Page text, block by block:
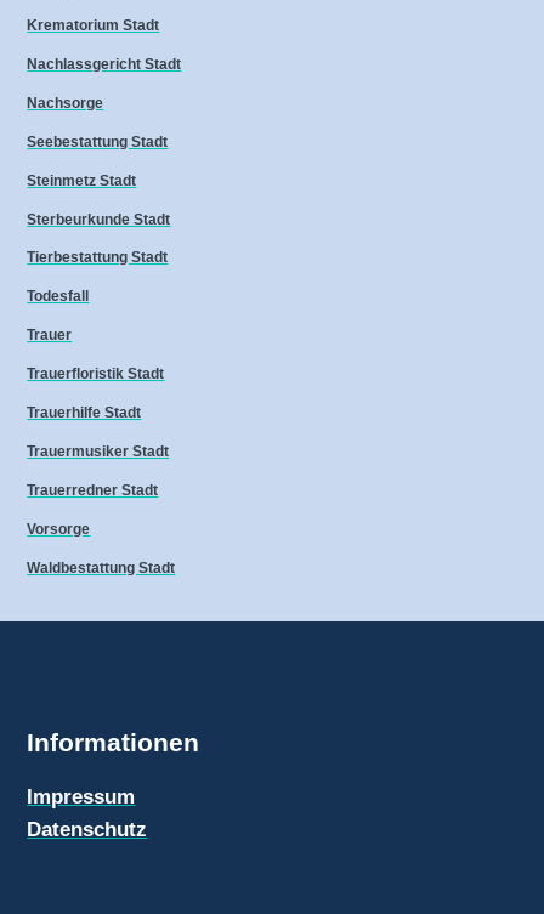
Krematorium Stadt
Nachlassgericht Stadt
Nachsorge
Seebestattung Stadt
Steinmetz Stadt
Sterbeurkunde Stadt
Tierbestattung Stadt
Todesfall
Trauer
Trauerfloristik Stadt
Trauerhilfe Stadt
Trauermusiker Stadt
Trauerredner Stadt
Vorsorge
Waldbestattung Stadt
Informationen
Impressum
Datenschutz